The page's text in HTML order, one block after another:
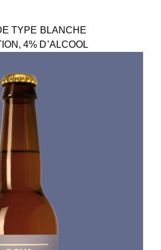
TYPE BLANCHE
4% D’ALCOOL